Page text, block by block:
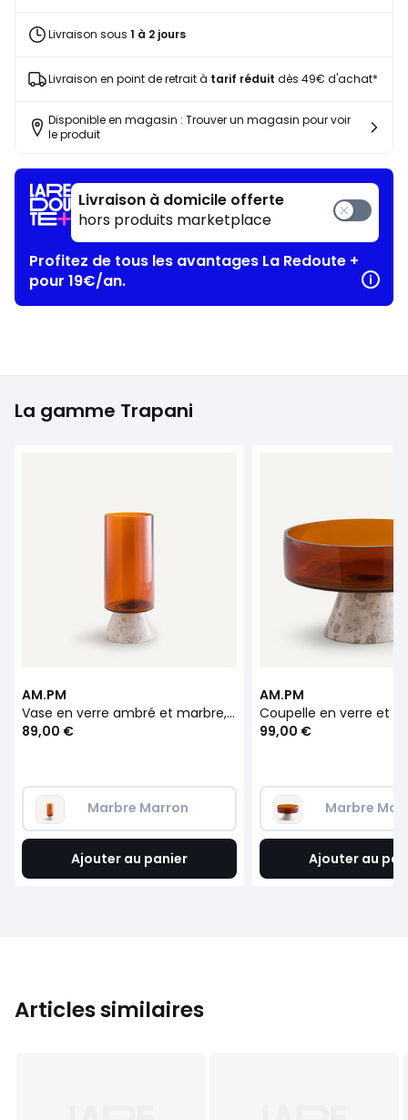
62,30Livraison sous 1 à 2 jours
Livraison en point de retrait à tarif réduit dès 49€ d'achat*
Disponible en magasin : Trouver un magasin pour voir
le produit
Livraison à domicile offerte
hors produits marketplace
Profitez de tous les avantages La Redoute +
pour 19€/an.
La gamme Trapani
AM.PM
Vase en verre ambré et marbre, Trapani
89,00 €
Marbre Marron
Ajouter au panier
AM.PM
99,00 €
Marbre
Ajouter au
Articles similaires